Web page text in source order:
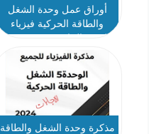
أوراق عمل وحدة الشغل
والطاقة الحركية فيزياء
الفصل الثاني
مذكرة وحدة الشغل والطاقة